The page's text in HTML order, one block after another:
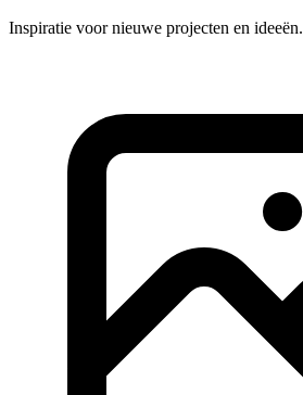
Inspiratie voor nieuwe projecten en ideeën.